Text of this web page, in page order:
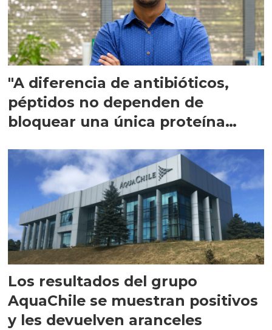
"A diferencia de antibióticos,
péptidos no dependen de
bloquear una única proteína
Los resultados del grupo
AquaChile se muestran positivos
y les devuelven aranceles